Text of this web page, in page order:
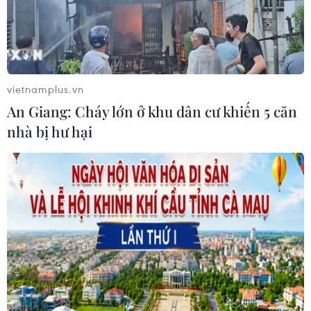
TIN CÙNG CHUYÊN MỤC
Cần xử lý dứt điểm việc tập kết gỗ ở
hành lang an toàn giao thông Quốc
lộ 22B
07/08/2026 04:31
vietnamplus.vn
An Giang: Cháy lớn ở khu dân cư khiến 5 căn
nhà bị hư hại